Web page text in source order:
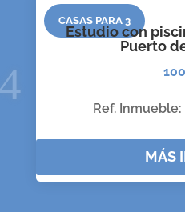
CASAS PARA 3
Estudio con
Puerto
Ref. Inmueble:
MÁS